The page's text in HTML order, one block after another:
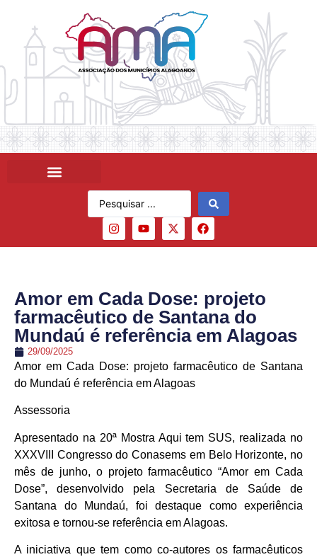
Amor em Cada Dose: projeto
farmacêutico de Santana do
Mundaú é referência em Alagoas
29/09/2025
Amor em Cada Dose: projeto farmacêutico de Santana
do Mundaú é referência em Alagoas
Assessoria
Apresentado na 20ª Mostra Aqui tem SUS, realizada no
XXXVIII Congresso do Conasems em Belo Horizonte, no
mês de junho, o projeto farmacêutico “Amor em Cada
Dose”, desenvolvido pela Secretaria de Saúde de
Santana do Mundaú, foi destaque como experiência
exitosa e tornou-se referência em Alagoas.
A iniciativa que tem como co-autores os farmacêuticos